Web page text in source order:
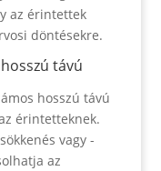
az érintettek
döntésekre.
távú
hosszú távú
érintetteknek.
vagy -
az